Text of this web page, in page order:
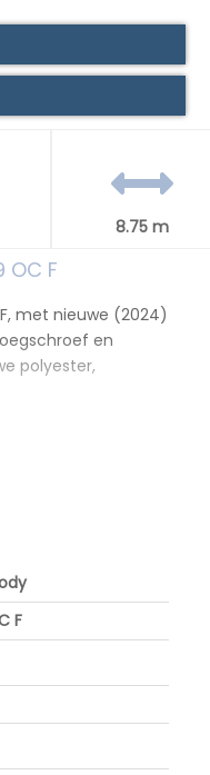
8.75 m
F
met nieuwe (2024)
en
polyester,
F